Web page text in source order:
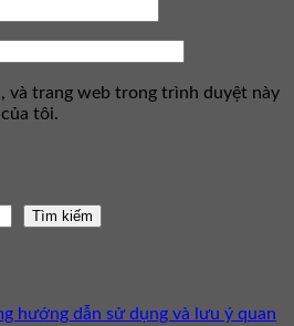
và trang web trong trình duyệt này
tôi.
Tìm kiếm
hướng dẫn sử dụng và lưu ý quan